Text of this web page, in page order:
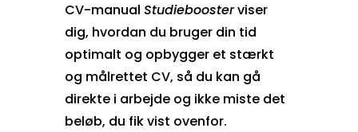
CV-manual Studieboosterviser
dig, hvordan du bruger din tid
optimalt og opbygger et stærkt
og målrettet CV, så du kan gå
direkte i arbejde og ikke miste det
beløb, du fik vist ovenfor.